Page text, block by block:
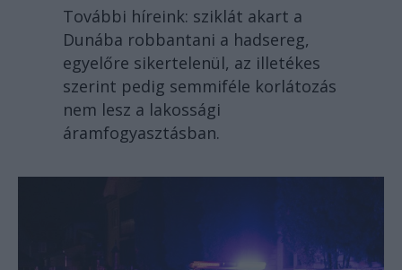
További híreink: sziklát akart a
Dunába robbantani a hadsereg,
egyelőre sikertelenül, az illetékes
szerint pedig semmiféle korlátozás
nem lesz a lakossági
áramfogyasztásban.